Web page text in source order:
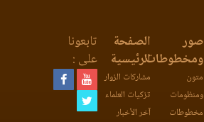
صور
ومخطوطات
متون
ومنظومات
مخطوطات
الصفحة
الرئيسية
مشاركات الزوار
تزكيات العلماء
آخر الأخبار
تابعونا
على :